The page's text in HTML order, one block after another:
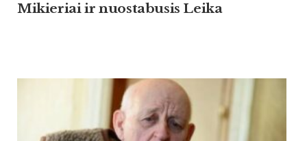
Mikieriai ir nuostabusis Leika